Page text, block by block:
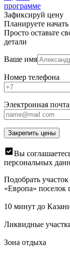
программе
Зафиксируй цену
Планируете
Просто оставьте
детали
Ваше имя
Номер телефона
Электронная почта
Вы
персональных
Подобрать участок
«Европа» поселок
10 минут до
Ликвидные
Зона отдыха